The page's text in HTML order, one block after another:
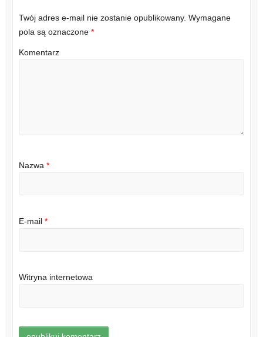
Twój adres e-mail nie zostanie opublikowany. Wymagane
pola są oznaczone *
Komentarz
Nazwa *
E-mail *
Witryna internetowa